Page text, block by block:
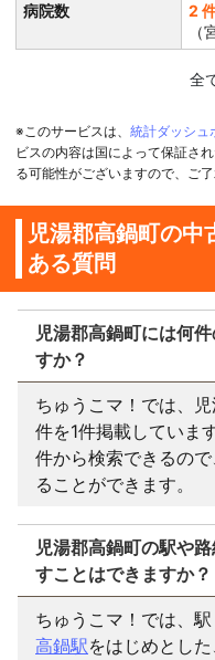
病院数
2
（
全
※このサービスは、 統計ダッシュ
ビスの内容は国によって保証さ
る可能性がございますので、ご了
児湯郡高鍋町の中
ある質問
児湯郡高鍋町には何
すか？
ちゅうこマ！では、
件を1件掲載していま
件から検索できるの
ることができます。
児湯郡高鍋町の駅や
すことはできますか？
ちゅうこマ！では、
高鍋駅をはじめとし